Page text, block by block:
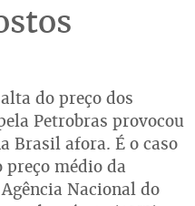
do preço dos
Petrobras provocou
Brasil afora. É o caso
médio da
Nacional do